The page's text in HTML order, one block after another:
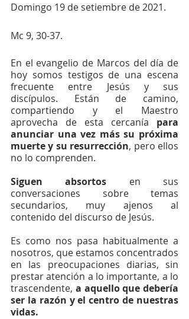
Domingo 19 de setiembre de 2021.
Mc 9, 30-37.
En el evangelio de Marcos del día de
hoy somos testigos de una escena
frecuente entre Jesús y sus
discípulos. Están de camino,
compartiendo y el Maestro
aprovecha de esta cercanía para
anunciar una vez más su próxima
muerte y su resurrección, pero ellos
no lo comprenden.
Siguen absortos en sus
conversaciones sobre temas
secundarios, muy ajenos al
contenido del discurso de Jesús.
Es como nos pasa habitualmente a
nosotros, que estamos concentrados
en las preocupaciones diarias, sin
prestar atención a lo importante, a lo
trascendente, a aquello que debería
ser la razón y el centro de nuestras
vidas.